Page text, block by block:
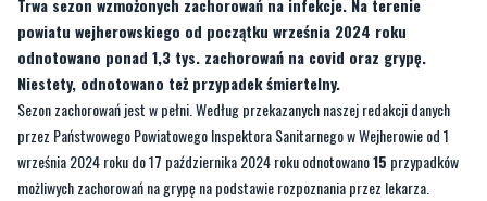
Trwa sezon wzmożonych zachorowań na infekcje. Na terenie
powiatu wejherowskiego od początku września 2024 roku
odnotowano ponad 1,3 tys. zachorowań na covid oraz grypę.
Niestety, odnotowano też przypadek śmiertelny.
Sezon zachorowań jest w pełni. Według przekazanych naszej redakcji danych